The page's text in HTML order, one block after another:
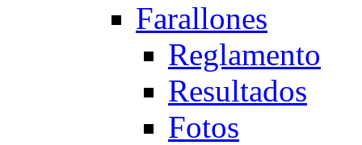
Farallones
Reglamento
Resultados
Fotos